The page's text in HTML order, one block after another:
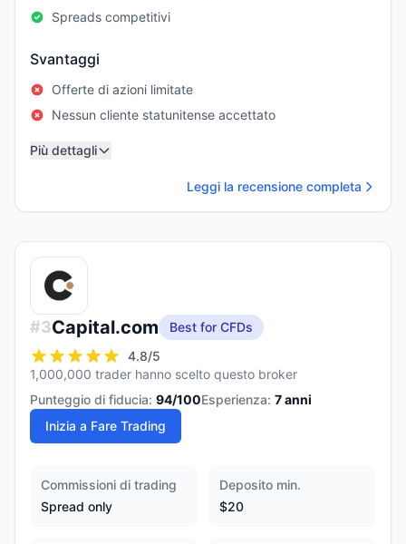
Spreads competitivi
Svantaggi
Offerte di azioni limitate
Nessun cliente statunitense accettato
Più dettagli
Leggi la recensione completa
#3Capital.com
Best for CFDs
4.8/5
1,000,000 trader hanno scelto questo broker
Punteggio di fiducia: 94/100Esperienza: 7anni
Inizia a Fare Trading
Commissioni di trading
Spread only
Deposito min.
$20